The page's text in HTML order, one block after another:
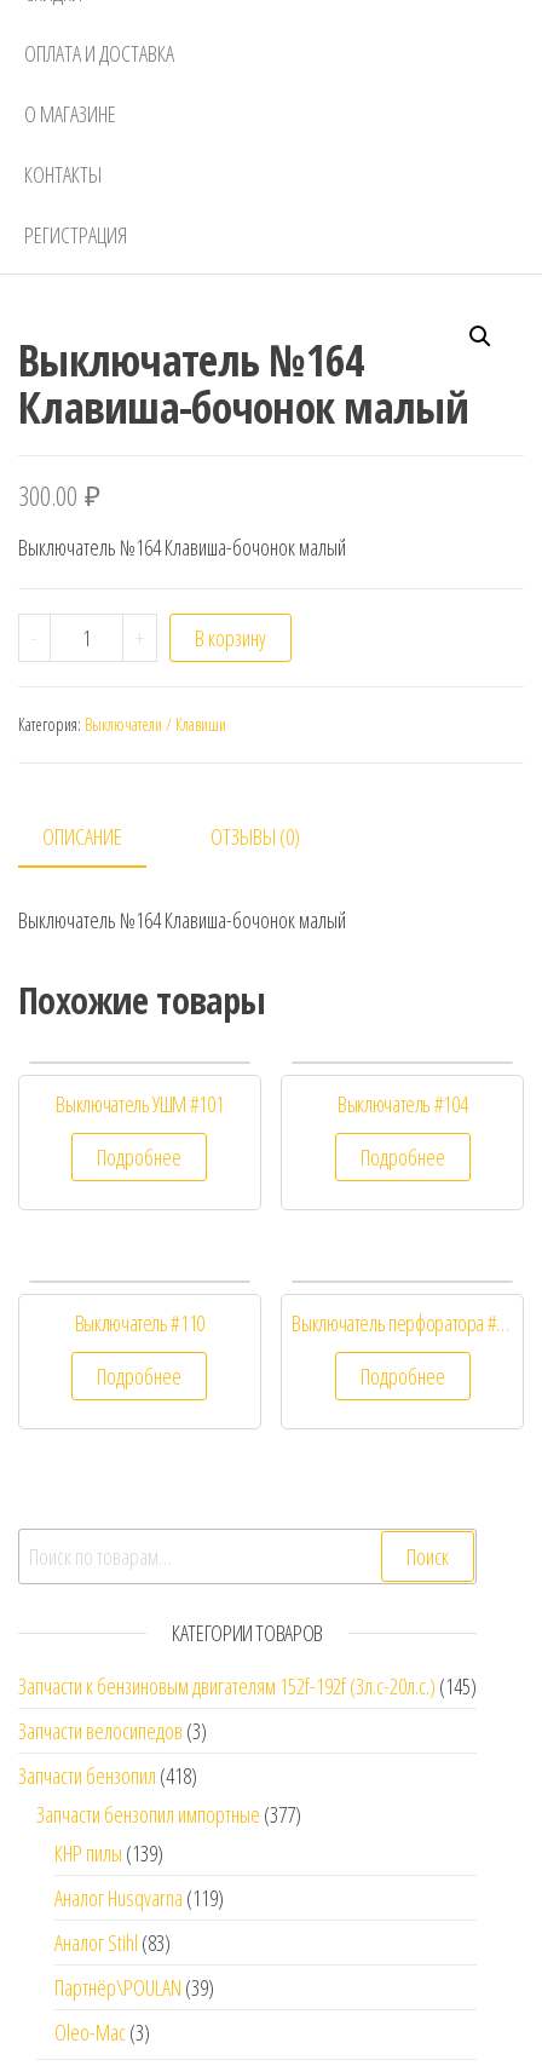
ОПЛАТА И ДОСТАВКА
О МАГАЗИНЕ
КОНТАКТЫ
РЕГИСТРАЦИЯ
Выключатель №164
Клавиша-бочонок малый
300.00 ₽
Выключатель №164 Клавиша-бочонок малый
- Количество Выключатель №164 Клавиша-бочонок
+ В корзину
Категория: Выключатели / Клавиши
ОПИСАНИЕ ОТЗЫВЫ (0)
Выключатель №164 Клавиша-бочонок малый
Похожие товары
Выключатель УШМ #101
Подробнее
Выключатель #104
Подробнее
Выключатель #110
Подробнее
Выключатель перфоратора #158
Подробнее
Искать: Поиск
КАТЕГОРИИ ТОВАРОВ
Запчасти к бензиновым двигателям 152f-192f (3л.с-20л.с.) (145)
Запчасти велосипедов (3)
Запчасти бензопил (418)
Запчасти бензопил импортные (377)
КНР пилы (139)
Аналог Husqvarna (119)
Аналог Stihl (83)
Партнёр\POULAN (39)
Oleo-Mac(3)